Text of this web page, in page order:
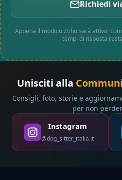
Richiedi
Appena il modulo Zoho sarà attivo,
tempi di risposta
Unisciti alla
Consigli, foto, storie e
per non
Instagram
@dog_sitter_italia.it